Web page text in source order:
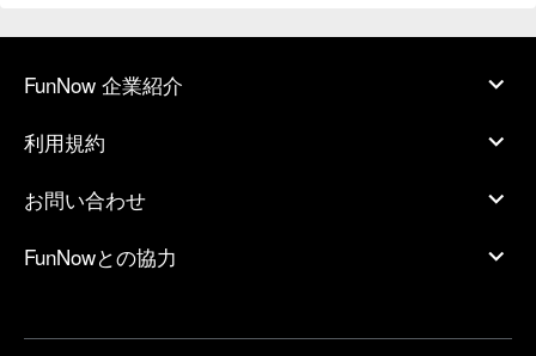
FunNow 企業紹介
利用規約
お問い合わせ
FunNowとの協力